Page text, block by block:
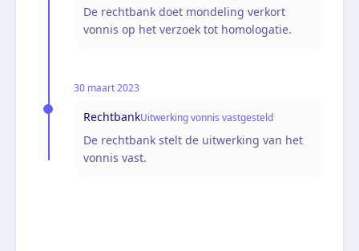
De rechtbank doet mondeling verkort
vonnis op het verzoek tot homologatie.
30 maart 2023
RechtbankUitwerking vonnis vastgesteld
De rechtbank stelt de uitwerking van het
vonnis vast.